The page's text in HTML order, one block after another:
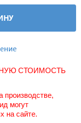
СТОИМОСТЬ
производстве,
могут
на сайте.